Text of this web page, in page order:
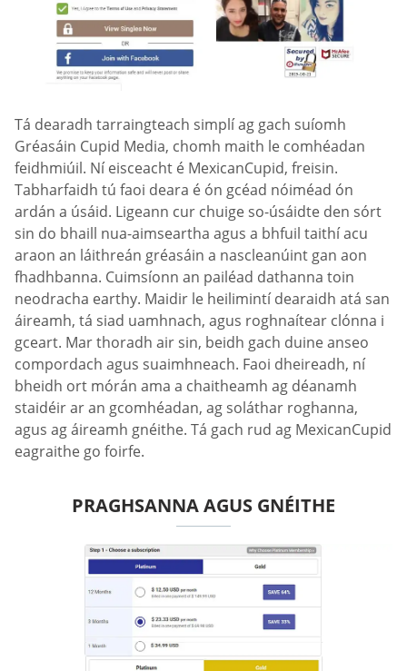
Tá dearadh tarraingteach simplí ag gach suíomh
Gréasáin Cupid Media, chomh maith le comhéadan
feidhmiúil. Ní eisceacht é MexicanCupid, freisin.
Tabharfaidh tú faoi deara é ón gcéad nóiméad ón
ardán a úsáid. Ligeann cur chuige so-úsáidte den sórt
sin do bhaill nua-aimseartha agus a bhfuil taithí acu
araon an láithreán gréasáin a nascleanúint gan aon
fhadhbanna. Cuimsíonn an pailéad dathanna toin
neodracha earthy. Maidir le heilimintí dearaidh atá san
áireamh, tá siad uamhnach, agus roghnaítear clónna i
gceart. Mar thoradh air sin, beidh gach duine anseo
compordach agus suaimhneach. Faoi dheireadh, ní
bheidh ort mórán ama a chaitheamh ag déanamh
staidéir ar an gcomhéadan, ag soláthar roghanna,
agus ag áireamh gnéithe. Tá gach rud ag MexicanCupid
eagraithe go foirfe.
PRAGHSANNA AGUS GNÉITHE